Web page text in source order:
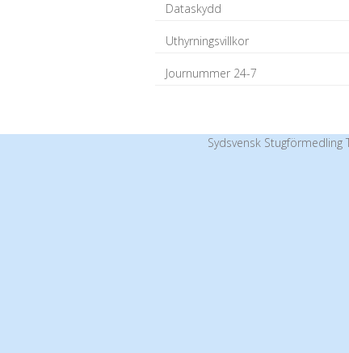
Dataskydd
Uthyrningsvillkor
Journummer 24-7
Sydsvensk Stugförmedling